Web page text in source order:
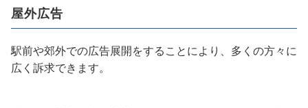
屋外広告
駅前や郊外での広告展開をすることにより、多くの方々に
広く訴求できます。